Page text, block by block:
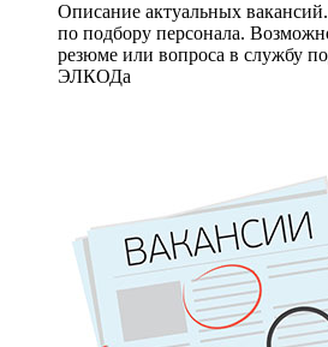
Описание актуальных
по подбору персонала.
резюме или вопроса в службу
ЭЛКОДа